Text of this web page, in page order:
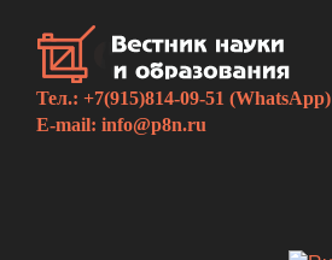
Тел.: +7(915)814-09-51 (WhatsApp)
E-mail: info@p8n.ru